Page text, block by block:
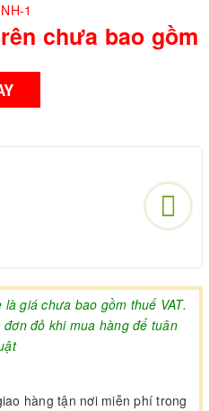
NH-1
chưa bao gồm
giá chưa bao gồm thuế VAT.
đỏ khi mua hàng để tuân
hàng tận nơi miễn phí trong